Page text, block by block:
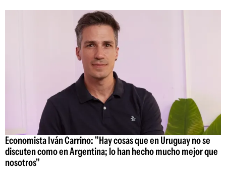
Economista Iván Carrino: "Hay cosas que en Uruguay no se
discuten como en Argentina; lo han hecho mucho mejor que
nosotros"